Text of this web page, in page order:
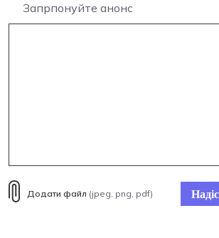
Запрпонуйте анонс
Додати файл (jpeg, png, pdf)